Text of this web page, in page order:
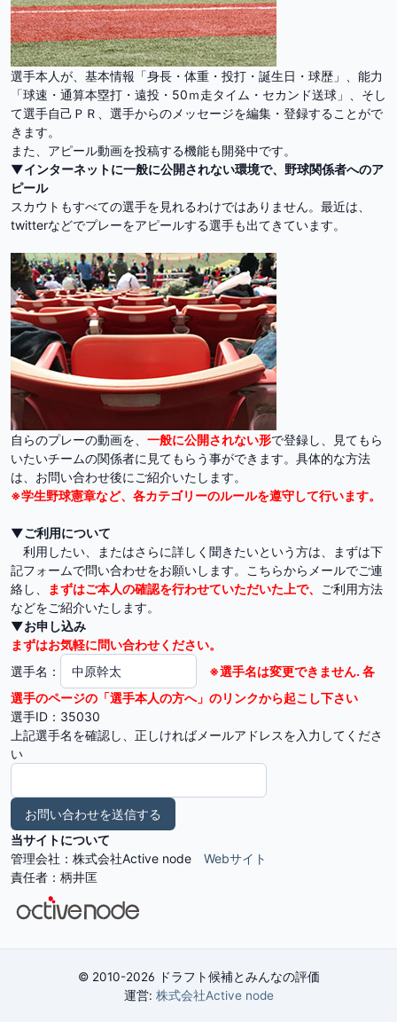
選手本人が、基本情報「身長・体重・投打・誕生日・球歴」、能力
「球速・通算本塁打・遠投・50ｍ走タイム・セカンド送球」、そし
て選手自己ＰＲ、選手からのメッセージを編集・登録することがで
きます。
また、アピール動画を投稿する機能も開発中です。
▼インターネットに一般に公開されない環境で、野球関係者へのア
ピール
スカウトもすべての選手を見れるわけではありません。最近は、
twitterなどでプレーをアピールする選手も出てきています。
自らのプレーの動画を、 一般に公開されない形で登録し、見てもら
いたいチームの関係者に見てもらう事ができます。具体的な方法
は、お問い合わせ後にご紹介いたします。
※学生野球憲章など、各カテゴリーのルールを遵守して行います。
▼ご利用について
利用したい、またはさらに詳しく聞きたいという方は、まずは下
記フォームで問い合わせをお願いします。こちらからメールでご連
絡し、
まずはご本人の確認を行わせていただいた上で、
ご利用方法
などをご紹介いたします。
▼お申し込み
まずはお気軽に問い合わせください。
選手名：
※選手名は変更できません. 各
選手のページの「選手本人の方へ」のリンクから起こし下さい
選手ID：35030
上記選手名を確認し、正しければメールアドレスを入力してくださ
い
当サイトについて
管理会社：株式会社Active node Webサイト
責任者：柄井匡
© 2010-2026 ドラフト候補とみんなの評価
運営: 株式会社Active node